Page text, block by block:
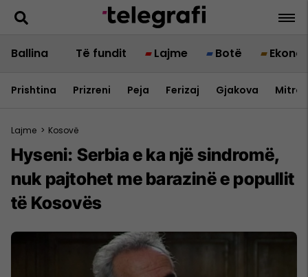
Ballina Të fundit Lajme Botë
Prishtina Prizreni Peja Ferizaj Gjakova
Lajme > Kosovë
Hyseni: Serbia e ka një sindromë,
nuk pajtohet me barazinë e popullit
të Kosovës